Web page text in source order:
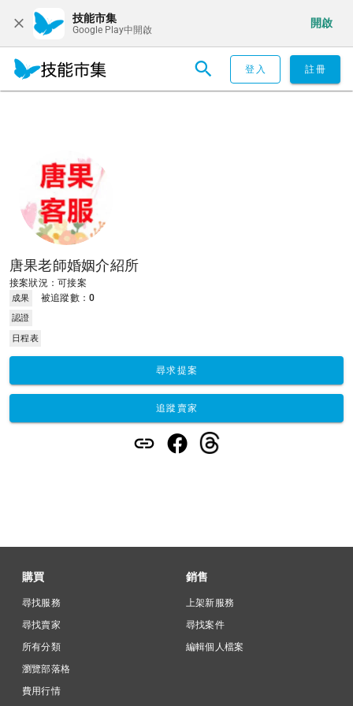
技能市集
Google Play中開啟
開啟
登入 註冊
唐果老師婚姻介紹所
接案狀況：可接案
成果 被追蹤數：0
認證
日程表
尋求提案
追蹤賣家
購買
尋找服務
尋找賣家
所有分類
瀏覽部落格
費用行情
銷售
上架新服務
尋找案件
編輯個人檔案